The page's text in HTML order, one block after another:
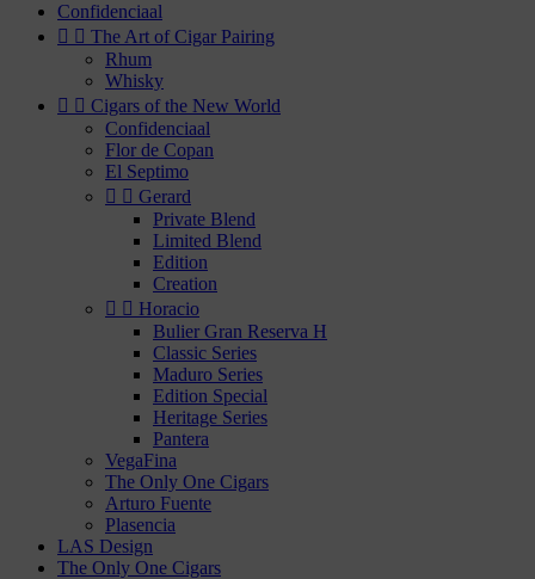
Confidenciaal
  The Art of Cigar Pairing
Rhum
Whisky
  Cigars of the New World
Confidenciaal
Flor de Copan
El Septimo
  Gerard
Private Blend
Limited Blend
Edition
Creation
  Horacio
Bulier Gran Reserva H
Classic Series
Maduro Series
Edition Special
Heritage Series
Pantera
VegaFina
The Only One Cigars
Arturo Fuente
Plasencia
LAS Design
The Only One Cigars